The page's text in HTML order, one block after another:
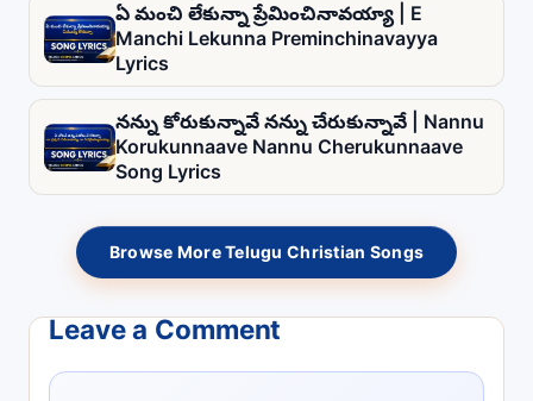
ఏ మంచి లేకున్నా ప్రేమించినావయ్యా | E
Manchi Lekunna Preminchinavayya
Lyrics
నన్ను కోరుకున్నావే నన్ను చేరుకున్నావే | Nannu
Korukunnaave Nannu Cherukunnaave
Song Lyrics
Browse More Telugu Christian Songs
Leave a Comment